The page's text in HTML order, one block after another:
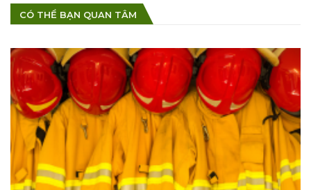
CÓ THỂ BẠN QUAN TÂM